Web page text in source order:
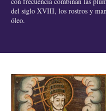
del siglo XVIII, los rostros y
óleo.